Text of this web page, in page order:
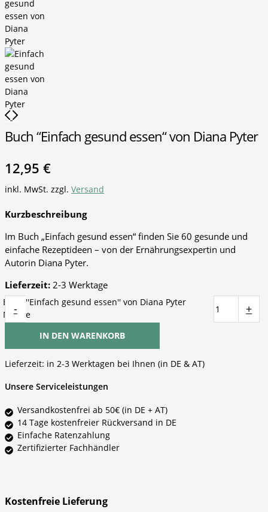
Buch “Einfach gesund essen“ von Diana Pyter
12,95 €
inkl. MwSt. zzgl. Versand
Kurzbeschreibung
Im Buch „Einfach gesund essen“ finden Sie 60 gesunde und
einfache Rezeptideen – von der Ernährungsexpertin und
Autorin Diana Pyter.
Lieferzeit: 2-3 Werktage
-
Buch ''Einfach gesund essen'' von Diana Pyter
Menge
+
IN DEN WARENKORB
Lieferzeit: in 2-3 Werktagen bei Ihnen (in DE & AT)
Unsere Serviceleistungen
Versandkostenfrei ab 50€ (in DE + AT)
14 Tage kostenfreier Rückversand in DE
Einfache Ratenzahlung
Zertifizierter Fachhändler
Kostenfreie Lieferung